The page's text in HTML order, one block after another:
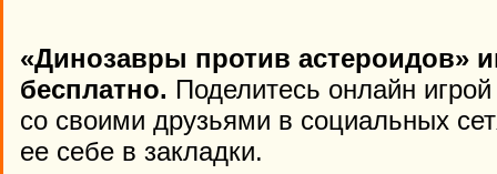
«Динозавры против астероидов»
бесплатно. Поделитесь онлайн
со своими друзьями в социальных
ее себе в закладки.